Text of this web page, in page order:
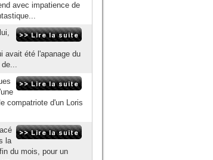
avec impatience de
avait été l'apanage du
de...
compatriote d'un Loris
la
du mois, pour un